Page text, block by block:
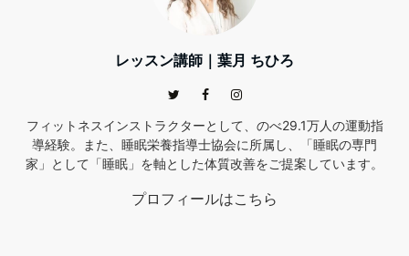
レッスン講師｜葉月 ちひろ
フィットネスインストラクターとして、のべ29.1万人の運動指
導経験。また、睡眠栄養指導士協会に所属し、「睡眠の専門
家」として「睡眠」を軸とした体質改善をご提案しています。
プロフィールはこちら